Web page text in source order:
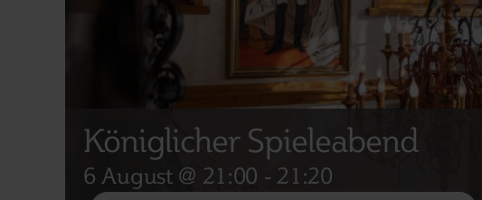
Königlicher Spieleabend
6 August @ 21:00 - 21:20